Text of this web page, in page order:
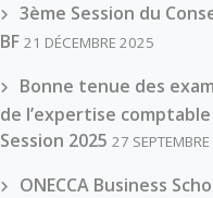
3ème Session du
BF 21 DÉCEMBRE 2025
Bonne tenue des
de l’expertise comptable
Session 2025 27
ONECCA Business